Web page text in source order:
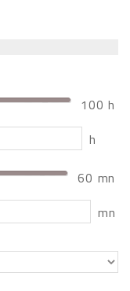
100 h
h
60 mn
mn